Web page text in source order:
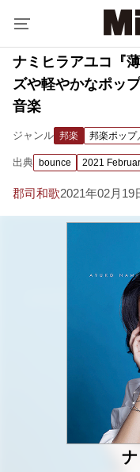
ナミヒラアユコ『
ズや軽やかなポッ
音楽
ジャンル 邦楽 邦楽ポップ
出典 bounce 2021
郡司和歌2021年02月19